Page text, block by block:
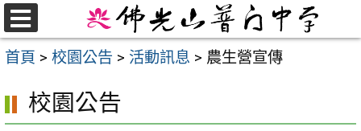
跳
至
主首頁 > 校園公告 > 活動訊息 > 農生營宣傳
校園公告
選
單